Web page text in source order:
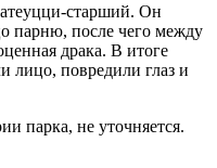
старший. Он
парню, после чего между
драка. В итоге
лицо, повредили глаз и
парка, не уточняется.